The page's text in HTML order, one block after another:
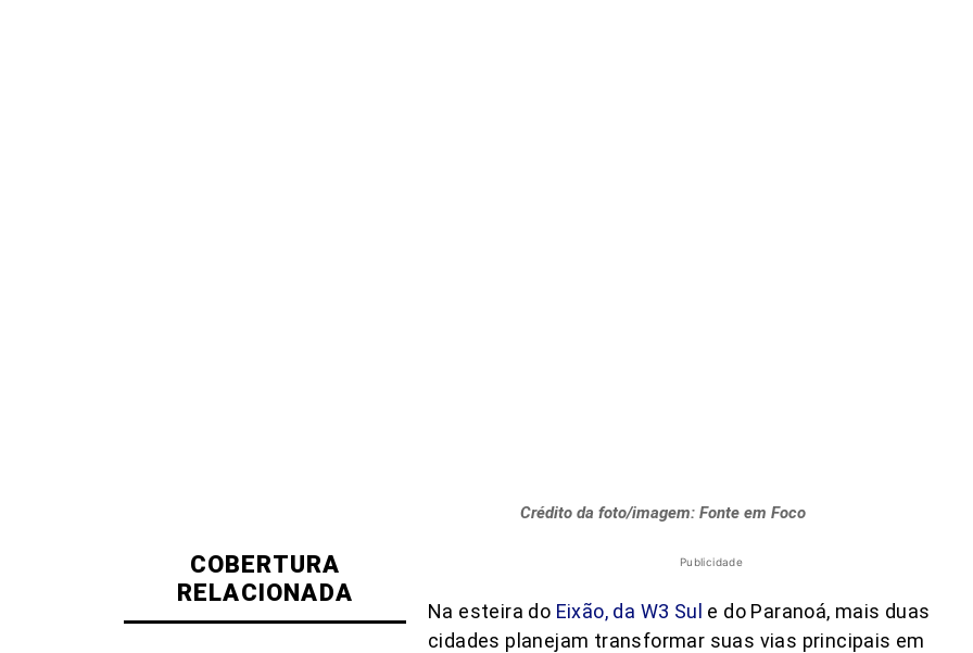
Crédito da foto/imagem: Fonte em Foco
COBERTURA
RELACIONADA
Publicidade
Na esteira do Eixão, da W3 Sul e do Paranoá, mais duas
cidades planejam transformar suas vias principais em